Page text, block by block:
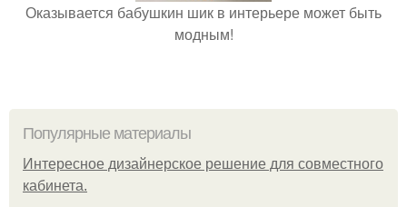
Оказывается бабушкин шик в интерьере может быть
модным!
Популярные материалы
Интересное дизайнерское решение для совместного
кабинета.